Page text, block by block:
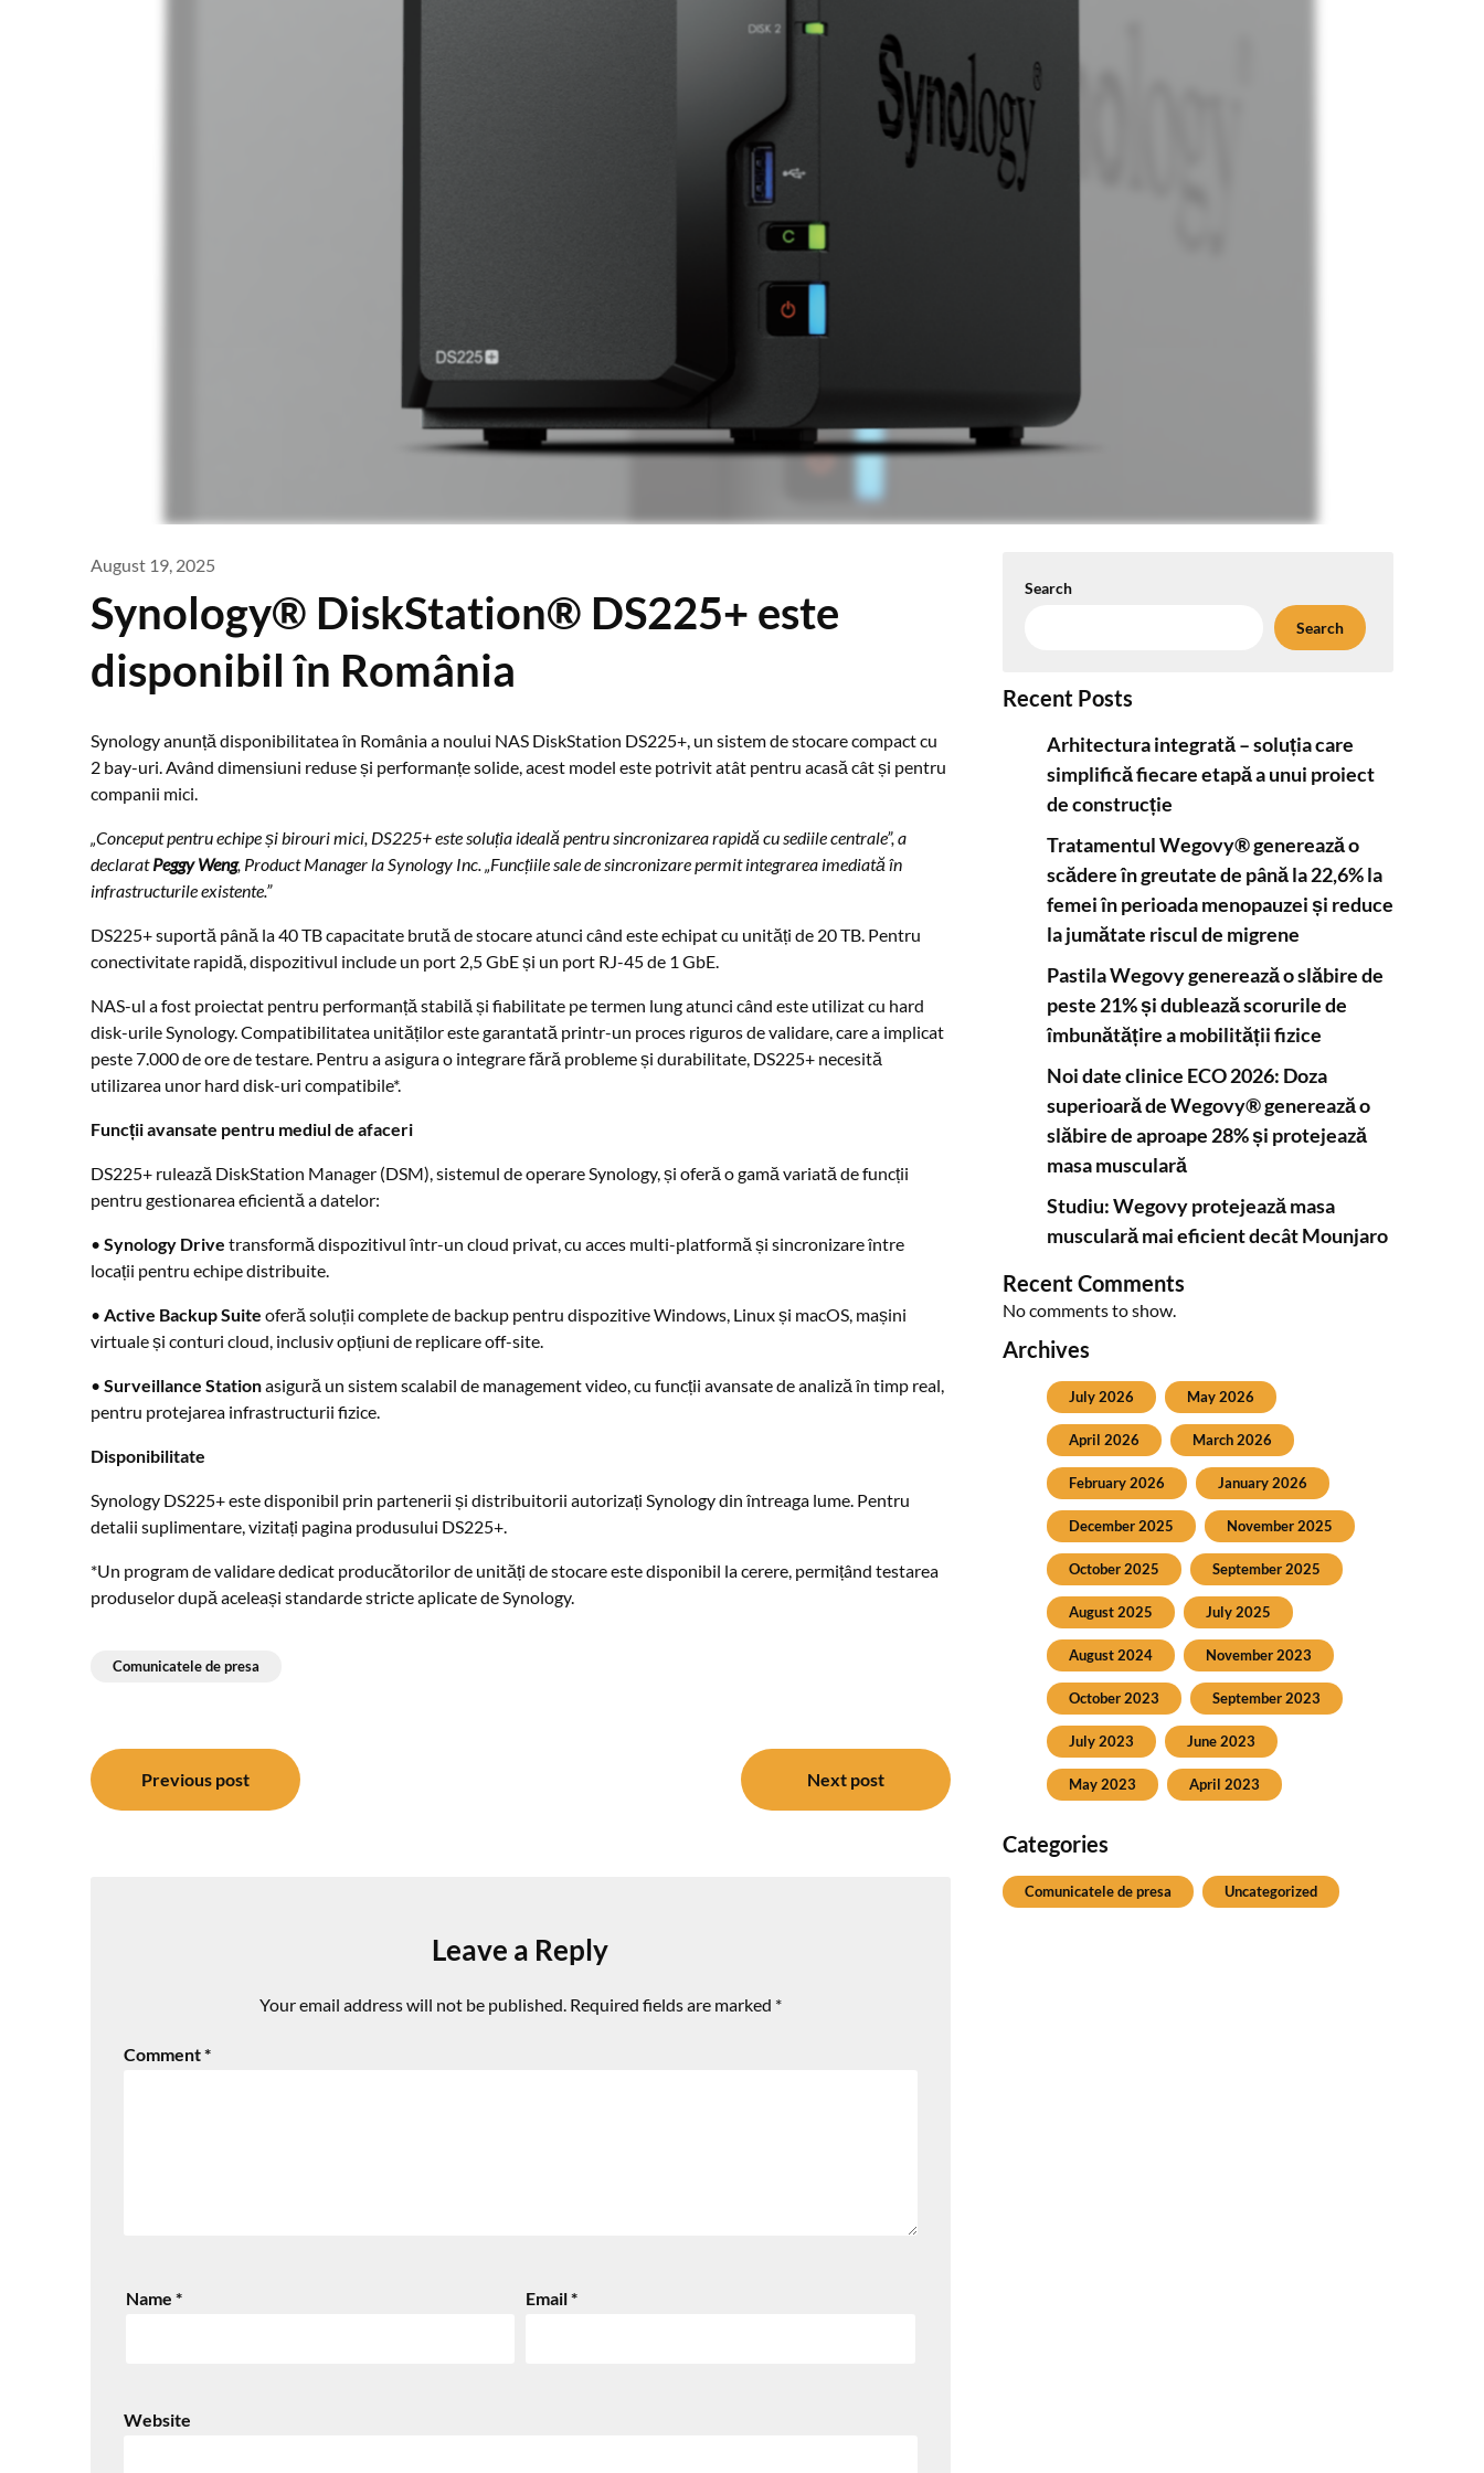
August 19, 2025
Synology® DiskStation® DS225+ este
disponibil în România
Synology anunță disponibilitatea în România a noului NAS DiskStation DS225+, un sistem de stocare compact cu
2 bay-uri. Având dimensiuni reduse și performanțe solide, acest model este potrivit atât pentru acasă cât și pentru
companii mici.
„Conceput pentru echipe și birouri mici, DS225+ este soluția ideală pentru sincronizarea rapidă cu sediile centrale”, a
declaratPeggy Weng, Product Manager la Synology Inc. „Funcțiile sale de sincronizare permit integrarea imediată în
infrastructurile existente.”
DS225+ suportă până la 40 TB capacitate brută de stocare atunci când este echipat cu unități de 20 TB. Pentru
conectivitate rapidă, dispozitivul include un port 2,5 GbE și un port RJ-45 de 1 GbE.
NAS-ul a fost proiectat pentru performanță stabilă și fiabilitate pe termen lung atunci când este utilizat cu hard
disk-urile Synology. Compatibilitatea unităților este garantată printr-un proces riguros de validare, care a implicat
peste 7.000 de ore de testare. Pentru a asigura o integrare fără probleme și durabilitate, DS225+ necesită
utilizarea unor hard disk-uri compatibile*.
Funcții avansate pentru mediul de afaceri
DS225+ rulează DiskStation Manager (DSM), sistemul de operare Synology, și oferă o gamă variată de funcții
pentru gestionarea eficientă a datelor:
• Synology Drive transformă dispozitivul într-un cloud privat, cu acces multi-platformă și sincronizare între
locații pentru echipe distribuite.
• Active Backup Suite oferă soluții complete de backup pentru dispozitive Windows, Linux și macOS, mașini
virtuale și conturi cloud, inclusiv opțiuni de replicare off-site.
• Surveillance Stationasigură un sistem scalabil de management video, cu funcții avansate de analiză în timp real,
pentru protejarea infrastructurii fizice.
Disponibilitate
Synology DS225+ este disponibil prin partenerii și distribuitorii autorizați Synology din întreaga lume. Pentru
detalii suplimentare, vizitați pagina produsului DS225+.
*Un program de validare dedicat producătorilor de unități de stocare este disponibil la cerere, permițând testarea
produselor după aceleași standarde stricte aplicate de Synology.
Comunicatele de presa
Post
navigation
Previous post Next post
Leave a Reply
Your email address will not be published. Required fields are marked *
Comment*
Name* Email*
Website
Search
Search
Recent Posts
Arhitectura integrată – soluția care
simplifică fiecare etapă a unui proiect
de construcție
Tratamentul Wegovy® generează o
scădere în greutate de până la 22,6% la
femei în perioada menopauzei și reduce
la jumătate riscul de migrene
Pastila Wegovy generează o slăbire de
peste 21% și dublează scorurile de
îmbunătățire a mobilității fizice
Noi date clinice ECO 2026: Doza
superioară de Wegovy® generează o
slăbire de aproape 28% și protejează
masa musculară
Studiu: Wegovy protejează masa
musculară mai eficient decât Mounjaro
Recent Comments
No comments to show.
Archives
July 2026 May 2026
April 2026 March 2026
February 2026 January 2026
December 2025 November 2025
October 2025 September 2025
August 2025 July 2025
August 2024 November 2023
October 2023 September 2023
July 2023 June 2023
May 2023 April 2023
Categories
Comunicatele de presa Uncategorized